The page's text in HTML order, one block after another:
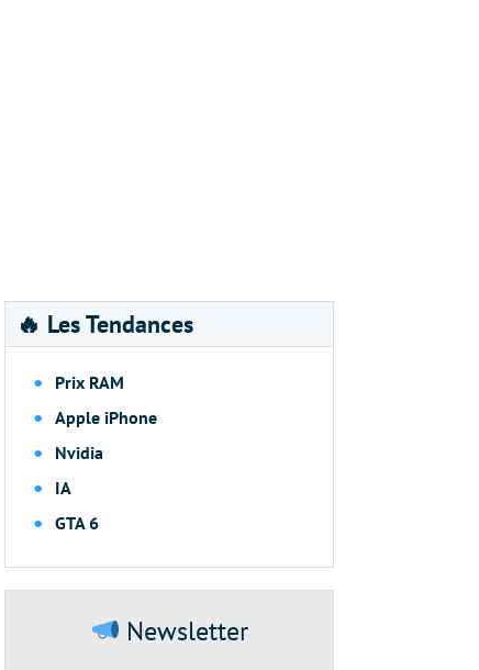
🔥 Les Tendances
Prix RAM
Apple iPhone
Nvidia
IA
GTA 6
Newsletter